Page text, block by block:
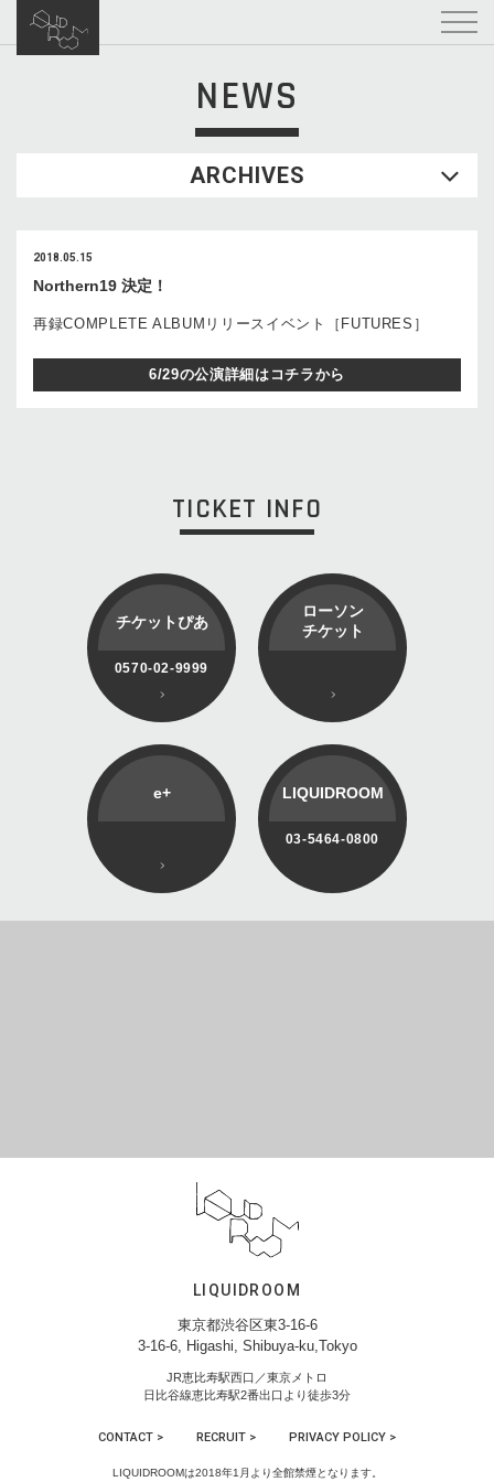
NEWS
ARCHIVES
2018.05.15
Northern19 決定！
再録COMPLETE ALBUMリリースイベント［FUTURES］
6/29の公演詳細はコチラから
TICKET INFO
チケットぴあ
0570-02-9999
ローソン
チケット
e+ LIQUIDROOM
03-5464-0800
LIQUIDROOM
東京都渋谷区東3-16-6
3-16-6, Higashi, Shibuya-ku,Tokyo
JR恵比寿駅西口／東京メトロ
日比谷線恵比寿駅2番出口より徒歩3分
CONTACT > RECRUIT > PRIVACY POLICY >
LIQUIDROOMは2018年1月より全館禁煙となります。